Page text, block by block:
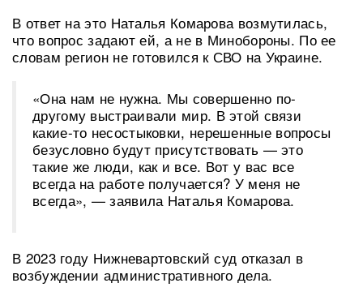
В ответ на это Наталья Комарова возмутилась,
что вопрос задают ей, а не в Минобороны. По ее
словам регион не готовился к СВО на Украине.
«Она нам не нужна. Мы совершенно по-
другому выстраивали мир. В этой связи
какие-то несостыковки, нерешенные вопросы
безусловно будут присутствовать — это
такие же люди, как и все. Вот у вас все
всегда на работе получается? У меня не
всегда», — заявила Наталья Комарова.
В 2023 году Нижневартовский суд отказал в
возбуждении административного дела.